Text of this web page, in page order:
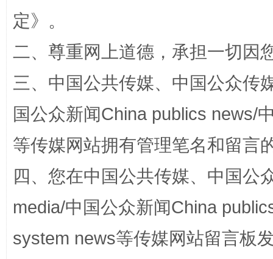
国家大学科技园优化重塑工作
定》。
二、尊重网上道德，承担一切因
三、中国公共传媒、中国公众传
国公众新闻China publics news/
等传媒网站拥有管理笔名和留言
四、您在中国公共传媒、中国公
media/中国公众新闻China
system news等传媒网站留言板